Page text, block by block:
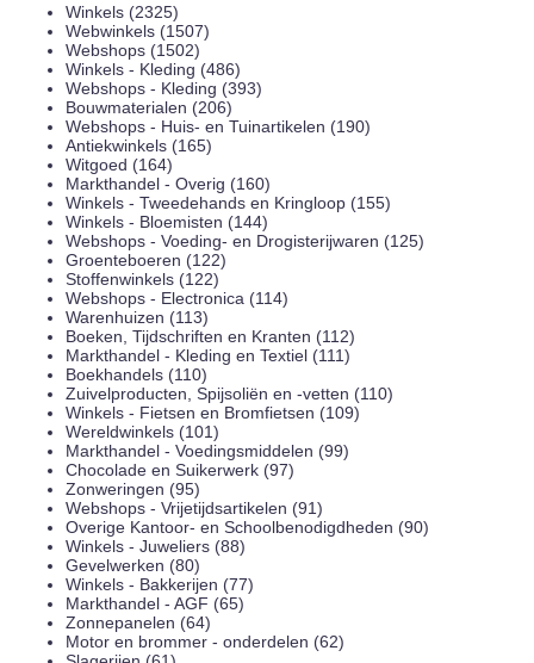
Winkels (2325)
Webwinkels (1507)
Webshops (1502)
Winkels - Kleding (486)
Webshops - Kleding (393)
Bouwmaterialen (206)
Webshops - Huis- en Tuinartikelen (190)
Antiekwinkels (165)
Witgoed (164)
Markthandel - Overig (160)
Winkels - Tweedehands en Kringloop (155)
Winkels - Bloemisten (144)
Webshops - Voeding- en Drogisterijwaren (125)
Groenteboeren (122)
Stoffenwinkels (122)
Webshops - Electronica (114)
Warenhuizen (113)
Boeken, Tijdschriften en Kranten (112)
Markthandel - Kleding en Textiel (111)
Boekhandels (110)
Zuivelproducten, Spijsoliën en -vetten (110)
Winkels - Fietsen en Bromfietsen (109)
Wereldwinkels (101)
Markthandel - Voedingsmiddelen (99)
Chocolade en Suikerwerk (97)
Zonweringen (95)
Webshops - Vrijetijdsartikelen (91)
Overige Kantoor- en Schoolbenodigdheden (90)
Winkels - Juweliers (88)
Gevelwerken (80)
Winkels - Bakkerijen (77)
Markthandel - AGF (65)
Zonnepanelen (64)
Motor en brommer - onderdelen (62)